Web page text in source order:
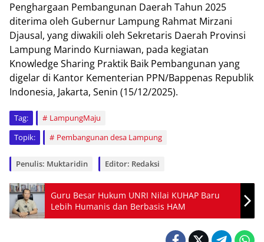
Penghargaan Pembangunan Daerah Tahun 2025
diterima oleh Gubernur Lampung Rahmat Mirzani
Djausal, yang diwakili oleh Sekretaris Daerah Provinsi
Lampung Marindo Kurniawan, pada kegiatan
Knowledge Sharing Praktik Baik Pembangunan yang
digelar di Kantor Kementerian PPN/Bappenas Republik
Indonesia, Jakarta, Senin (15/12/2025).
Tag:
LampungMaju
Topik:
Pembangunan desa Lampung
Penulis: Muktaridin Editor: Redaksi
Guru Besar Hukum UNRI Nilai KUHAP Baru
Lebih Humanis dan Berbasis HAM